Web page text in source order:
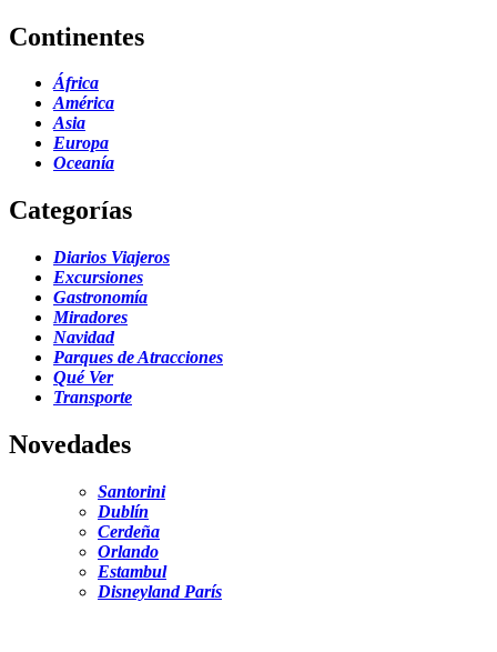
Continentes
África
América
Asia
Europa
Oceanía
Categorías
Diarios Viajeros
Excursiones
Gastronomía
Miradores
Navidad
Parques de Atracciones
Qué Ver
Transporte
Novedades
Santorini
Dublín
Cerdeña
Orlando
Estambul
Disneyland París